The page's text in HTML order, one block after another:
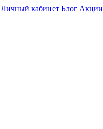
Личный кабинет Блог Акции